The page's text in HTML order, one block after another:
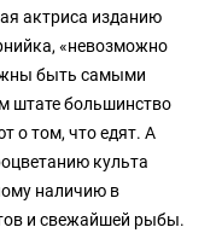
актриса изданию
«невозможно
быть самыми
штате большинство
о том, что едят. А
культа
наличию в
и свежайшей рыбы.